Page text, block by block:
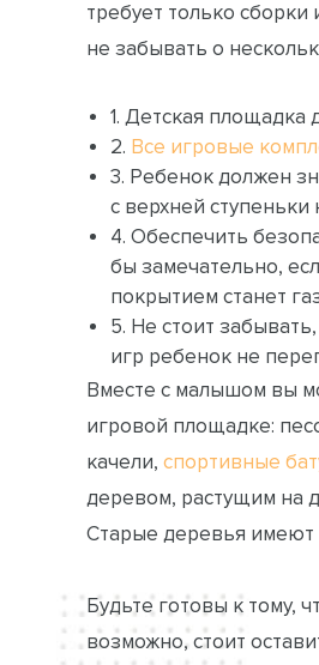
требует только
не забывать о
1. Детская площадка
2. Все игровые
3. Ребенок должен
с верхней
4. Обеспечить
бы замечательно,
покрытием станет
5. Не стоит
игр ребенок не
Вместе с малышом вы
игровой площадке:
качели, спортивные
деревом, растущим на
Старые деревья имеют
Будьте готовы к тому,
возможно, стоит